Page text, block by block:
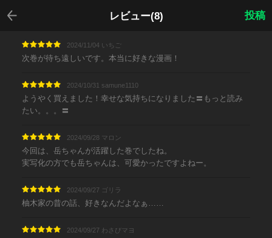
レビュー(8)
戻る
投稿
2024/11/04 いちご
次巻が待ち遠しいです。本当に好きな漫画！
2024/10/31 samune1110
ようやく買えました！幸せな気持ちになりました〓もっと読み
たい。。。〓
2024/09/28 マロン
今回は、岳ちゃんが活躍した巻でしたね。
実写化の方でも岳ちゃんは、可愛かったですよねー。
2024/09/27 ゴリラ
柚木家の昔の話、好きなんだよなぁ……
2024/09/27 わさびマヨ